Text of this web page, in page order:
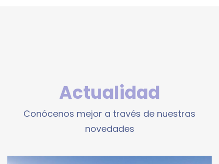
Actualidad
Conócenos mejor a través de nuestras
novedades